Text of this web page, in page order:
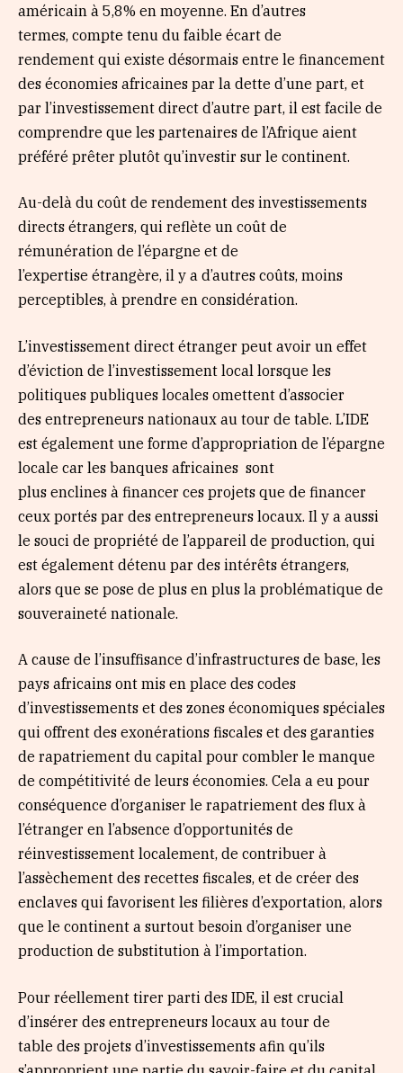
américain à 5,8% en moyenne. En d’autres
termes, compte tenu du faible écart de
rendement qui existe désormais entre le financement
des économies africaines par la dette d’une part, et
par l’investissement direct d’autre part, il est facile de
comprendre que les partenaires de l’Afrique aient
préféré prêter plutôt qu’investir sur le continent.
Au-delà du coût de rendement des investissements
directs étrangers, qui reflète un coût de
rémunération de l’épargne et de
l’expertise étrangère, il y a d’autres coûts, moins
perceptibles, à prendre en considération.
L’investissement direct étranger peut avoir un effet
d’éviction de l’investissement local lorsque les
politiques publiques locales omettent d’associer
des entrepreneurs nationaux au tour de table. L’IDE
est également une forme d’appropriation de l’épargne
locale car les banques africaines sont
plus enclines à financer ces projets que de financer
ceux portés par des entrepreneurs locaux. Il y a aussi
le souci de propriété de l’appareil de production, qui
est également détenu par des intérêts étrangers,
alors que se pose de plus en plus la problématique de
souveraineté nationale.
A cause de l’insuffisance d’infrastructures de base, les
pays africains ont mis en place des codes
d’investissements et des zones économiques spéciales
qui offrent des exonérations fiscales et des garanties
de rapatriement du capital pour combler le manque
de compétitivité de leurs économies. Cela a eu pour
conséquence d’organiser le rapatriement des flux à
l’étranger en l’absence d’opportunités de
réinvestissement localement, de contribuer à
l’assèchement des recettes fiscales, et de créer des
enclaves qui favorisent les filières d’exportation, alors
que le continent a surtout besoin d’organiser une
production de substitution à l’importation.
Pour réellement tirer parti des IDE, il est crucial
d’insérer des entrepreneurs locaux au tour de
table des projets d’investissements afin qu’ils